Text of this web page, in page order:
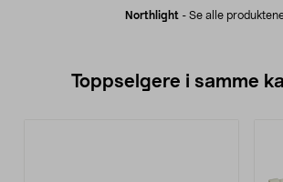
Northlight - Se alle
Toppselgere i samme